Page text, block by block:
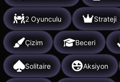
2 Oyunculu Strateji
Çizim Beceri
Solitaire Aksiyon